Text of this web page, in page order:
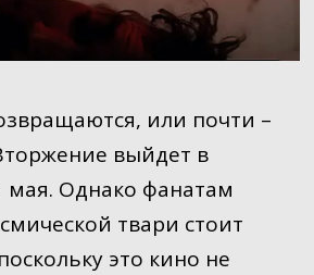
или почти –
выйдет в
мая. Однако фанатам
твари стоит
это кино не